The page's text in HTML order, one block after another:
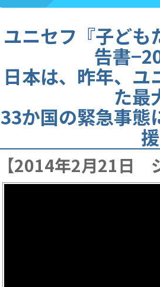
ユニセフ『子ども
告書
日本は、昨年、
た最
33か国の緊急事態
【2014年2月21日